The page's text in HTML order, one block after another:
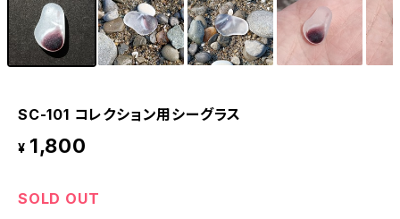
SC-101 コレクション用シーグラス
¥ 1,800
SOLD OUT